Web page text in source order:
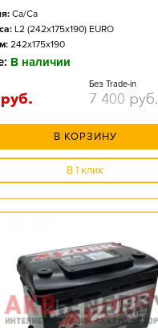
Ca/Ca
L2 (242x175x190) EURO
242x175x190
В наличии
руб.
Без Trade-in
7 400 руб.
В КОРЗИНУ
В 1 клик